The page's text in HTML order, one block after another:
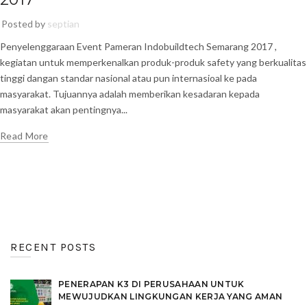
Posted by septian
Penyelenggaraan Event Pameran Indobuildtech Semarang 2017 ,
kegiatan untuk memperkenalkan produk-produk safety yang berkualitas
tinggi dangan standar nasional atau pun internasioal ke pada
masyarakat. Tujuannya adalah memberikan kesadaran kepada
masyarakat akan pentingnya...
Read More
RECENT POSTS
PENERAPAN K3 DI PERUSAHAAN UNTUK
MEWUJUDKAN LINGKUNGAN KERJA YANG AMAN